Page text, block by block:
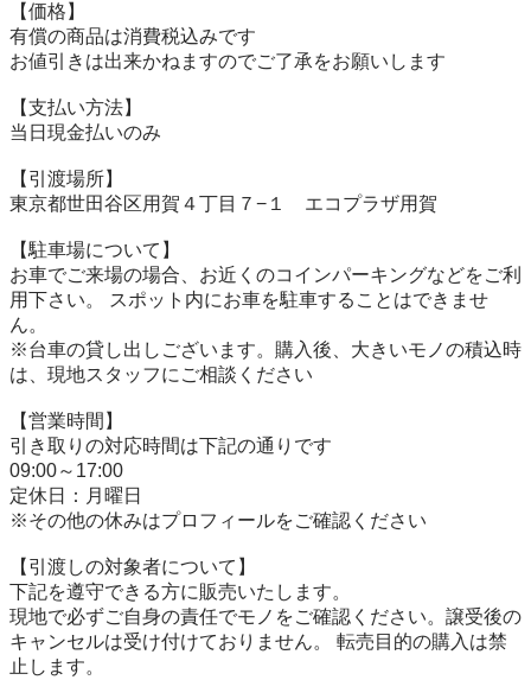
【価格】
有償の商品は消費税込みです
お値引きは出来かねますのでご了承をお願いします
【⽀払い⽅法】
当⽇現⾦払いのみ
【引渡場所】
東京都世田谷区用賀４丁目７−１　エコプラザ用賀
【駐⾞場について】
お車でご来場の場合、お近くのコインパーキングなどをご利
用下さい。 スポット内にお車を駐車することはできませ
ん。
※台⾞の貸し出しございます。購入後、大きいモノの積込時
は、現地スタッフにご相談ください
【営業時間】
引き取りの対応時間は下記の通りです
09:00～17:00
定休日：月曜日
※その他の休みはプロフィールをご確認ください
【引渡しの対象者について】
下記を遵守できる⽅に販売いたします。
現地で必ずご⾃⾝の責任でモノをご確認ください。譲受後の
キャンセルは受け付けておりません。 転売⽬的の購⼊は禁
⽌します。